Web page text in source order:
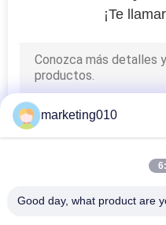
¡Te
marketing010
Good day, what product are